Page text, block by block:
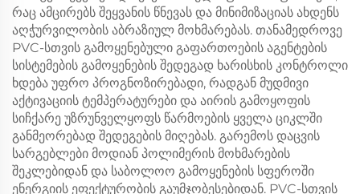
რაც ამცირებს შეყვანის წნევას და მინიმიზაციას ახდენს
აღჭურვილობის აბრაზიულ მოხმარებას. თანამედროვე
PVC-სთვის გამოყენებული გაფართოების აგენტების
სისტემების გამოყენების შედეგად ხარისხის კონტროლი
ხდება უფრო პროგნოზირებადი, რადგან მუდმივი
აქტივაციის ტემპერატურები და აირის გამოყოფის
სიჩქარე უზრუნველყოფს წარმოების ყველა ციკლში
განმეორებად შედეგების მიღებას. გარემოს დაცვის
სარგებლები მოდიან პოლიმერის მოხმარების
შეკლებიდან და საბოლოო გამოყენების სფეროში
ენერგიის ეფექტურობის გაუმჯობესებიდან. PVC-სთვის